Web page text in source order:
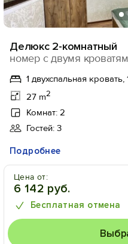
Делюкс 2-комнатный
номер с двумя
1 двухспальная
27 m2
Комнат: 2
Гостей: 3
Подробнее
Цена от:
6 142 руб.
Бесплатная отмена